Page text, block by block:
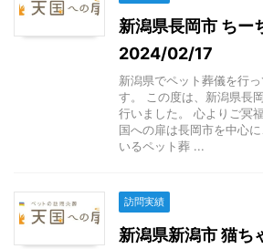
新潟県長岡市 ち
2024/02/17
新潟県でペット葬儀を行
す。 この度は、新潟県長
行いました。 心よりご冥
国への扉は長岡市を中心
いるペット葬 ...
訪問実績
新潟県新潟市 猫